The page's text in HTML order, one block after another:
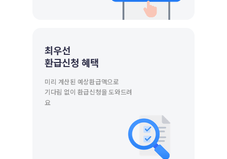
최우선
환급신청 혜택
미리 계산된 예상환급액으로
기다림 없이 환급신청을 도와드려
요